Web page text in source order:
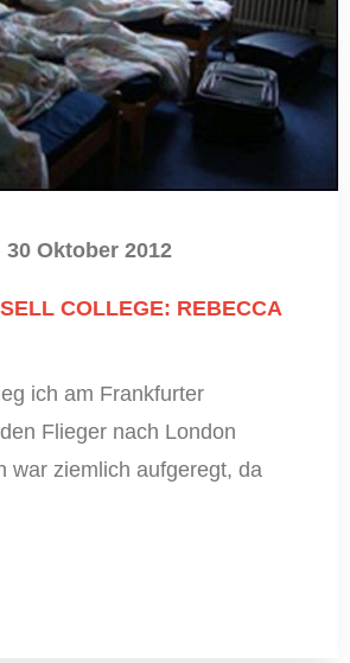
30 Oktober 2012
COLLEGE: REBECCA
ich am Frankfurter
Flieger nach London
war ziemlich aufgeregt, da